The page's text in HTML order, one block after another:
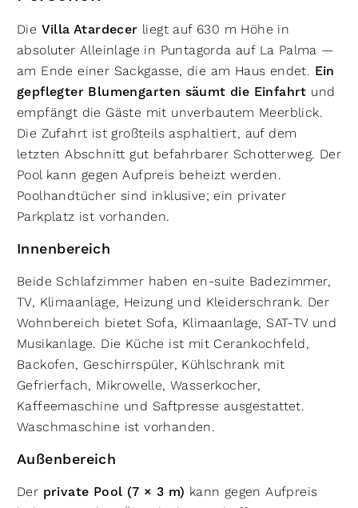
Die Villa Atardecer liegt auf 630 m Höhe in
absoluter Alleinlage in Puntagorda auf La Palma —
am Ende einer Sackgasse, die am Haus endet. Ein
gepflegter Blumengarten säumt die Einfahrt und
empfängt die Gäste mit unverbautem Meerblick.
Die Zufahrt ist großteils asphaltiert, auf dem
letzten Abschnitt gut befahrbarer Schotterweg. Der
Pool kann gegen Aufpreis beheizt werden.
Poolhandtücher sind inklusive; ein privater
Parkplatz ist vorhanden.
Innenbereich
Beide Schlafzimmer haben en-suite Badezimmer,
TV, Klimaanlage, Heizung und Kleiderschrank. Der
Wohnbereich bietet Sofa, Klimaanlage, SAT-TV und
Musikanlage. Die Küche ist mit Cerankochfeld,
Backofen, Geschirrspüler, Kühlschrank mit
Gefrierfach, Mikrowelle, Wasserkocher,
Kaffeemaschine und Saftpresse ausgestattet.
Waschmaschine ist vorhanden.
Außenbereich
Der private Pool (7 × 3 m) kann gegen Aufpreis